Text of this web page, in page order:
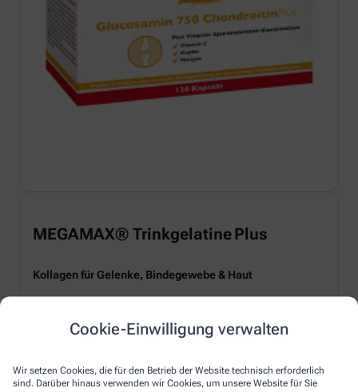
Cookie-Einwilligung verwalten
Wir setzen Cookies, die für den Betrieb der Website technisch erforderlich
sind. Darüber hinaus verwenden wir Cookies, um unsere Website für Sie
MEGAMAX® Trinkgelatine Plus
Kollagen für Gelenke, Bindegewebe & Haut
Warum Sie jetzt auf Kollagen setzen sollten
das betrifft nicht nur Haut und Bindegewebe, sondern auch
Gelenke, Sehnen und Bänder.MEGAMAX®Trinkgelatine